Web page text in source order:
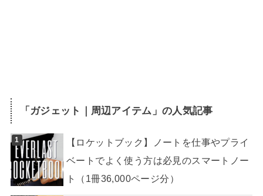
「 ガジェット｜周辺アイテム 」の人気記事
【ロケットブック】ノートを仕事やプライ
ベートでよく使う方は必見のスマートノー
ト（1冊36,000ページ分）